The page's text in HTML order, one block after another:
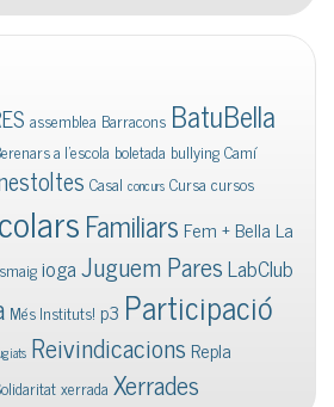
assemblea Barracons BatuBella
a l'escola boletada bullyingCamí
Casal concurs Cursa cursos
Familiars Fem + Bella La
iogaJuguem ParesLabClub
Més Instituts! p3 Participació
Reivindicacions Repla
xerrada Xerrades